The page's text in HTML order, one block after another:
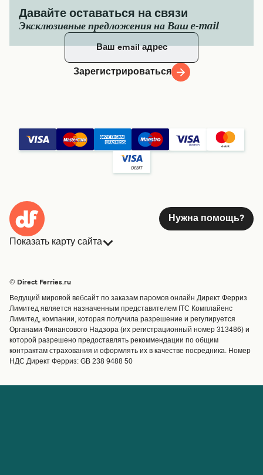
Давайте оставаться на связи
Эксклюзивные предложения на Ваш e-mail
Зарегистрироваться
Нужна помощь?
Показать карту сайта
Страны
Обслуживание клиентов
Операторы
Маршруты и порты
Special Offers
Предлагает
Паромные билеты
Грузоперевозки
© Direct Ferries.ru
Ведущий мировой вебсайт по заказам паромов онлайн Директ Ферриз
Лимитед является назначенным представителем ITC Комплайенс
Лимитед, компании, которая получила разрешение и регулируется
Органами Финансового Надзора (их регистрационный номер 313486) и
которой разрешено предоставлять рекоммендации по общим
контрактам страхования и оформлять их в качестве посредника. Номер
НДС Директ Ферриз: GB 238 9488 50